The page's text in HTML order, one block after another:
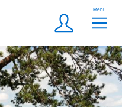
Meta
Login
Menu